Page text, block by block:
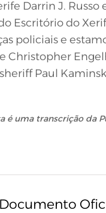
Darrin J.
Escritório do
policiais e
Christopher
Paul
é uma transcrição da
Documento